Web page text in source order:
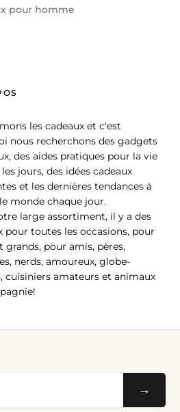
pour homme
les cadeaux et c'est
nous recherchons des gadgets
des aides pratiques pour la vie
jours, des idées cadeaux
et les dernières tendances à
monde chaque jour.
large assortiment, il y a des
pour toutes les occasions, pour
grands, pour amis, pères,
nerds, amoureux, globe-
cuisiniers amateurs et animaux
→